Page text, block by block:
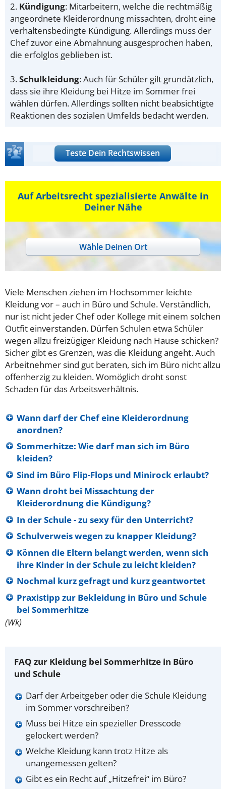
2. Kündigung: Mitarbeitern, welche die rechtmäßig
angeordnete Kleiderordnung missachten, droht eine
verhaltensbedingte Kündigung. Allerdings muss der
Chef zuvor eine Abmahnung ausgesprochen haben,
die erfolglos geblieben ist.
3.Schulkleidung: Auch für Schüler gilt grundätzlich,
dass sie ihre Kleidung bei Hitze im Sommer frei
wählen dürfen. Allerdings sollten nicht beabsichtigte
Reaktionen des sozialen Umfelds bedacht werden.
Teste Dein Rechtswissen
Auf Arbeitsrecht spezialisierte Anwälte in
Deiner Nähe
Wähle Deinen Ort
Viele Menschen ziehen im Hochsommer leichte
Kleidung vor – auch in Büro und Schule. Verständlich,
nur ist nicht jeder Chef oder Kollege mit einem solchen
Outfit einverstanden. Dürfen Schulen etwa Schüler
wegen allzu freizügiger Kleidung nach Hause schicken?
Sicher gibt es Grenzen, was die Kleidung angeht. Auch
Arbeitnehmer sind gut beraten, sich im Büro nicht allzu
offenherzig zu kleiden. Womöglich droht sonst
Schaden für das Arbeitsverhältnis.
Wann darf der Chef eine Kleiderordnung
anordnen?
Sommerhitze: Wie darf man sich im Büro
kleiden?
Sind im Büro Flip-Flops und Minirock erlaubt?
Wann droht bei Missachtung der
Kleiderordnung die Kündigung?
In der Schule - zu sexy für den Unterricht?
Schulverweis wegen zu knapper Kleidung?
Können die Eltern belangt werden, wenn sich
ihre Kinder in der Schule zu leicht kleiden?
Nochmal kurz gefragt und kurz geantwortet
Praxistipp zur Bekleidung in Büro und Schule
bei Sommerhitze
(Wk)
FAQ zur Kleidung bei Sommerhitze in Büro
und Schule
Darf der Arbeitgeber oder die Schule Kleidung
im Sommer vorschreiben?
Muss bei Hitze ein spezieller Dresscode
gelockert werden?
Welche Kleidung kann trotz Hitze als
unangemessen gelten?
Gibt es ein Recht auf „Hitzefrei“ im Büro?